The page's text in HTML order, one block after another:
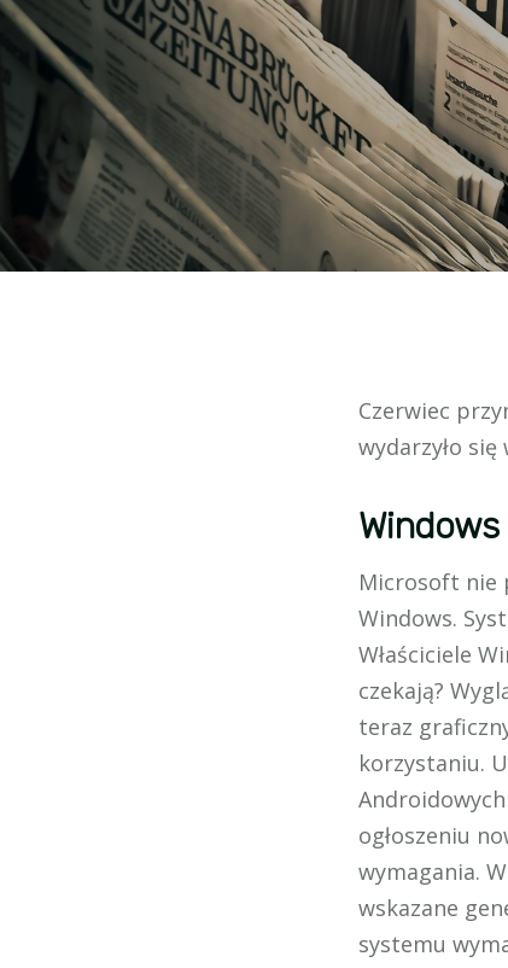
Czerwiec
wydarzyło
Microsoft nie
Windows.
Właściciele
czekają?
teraz
korzystaniu.
ogłoszeniu
wymagania.
wskazane
systemu